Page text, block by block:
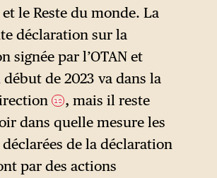
le Reste du monde. La
déclaration sur la
signée par l’OTAN et
début de 2023 va dans la
12 , mais il reste
dans quelle mesure les
de la déclaration
par des actions